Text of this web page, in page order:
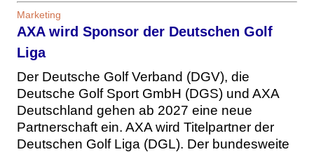
Marketing
AXA wird Sponsor der Deutschen Golf
Liga
Der Deutsche Golf Verband (DGV), die
Deutsche Golf Sport GmbH (DGS) und AXA
Deutschland gehen ab 2027 eine neue
Partnerschaft ein. AXA wird Titelpartner der
Deutschen Golf Liga (DGL). Der bundesweite